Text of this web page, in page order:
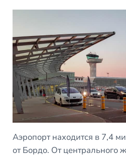
Аэропорт находится в 7,4
от Бордо. От центрального